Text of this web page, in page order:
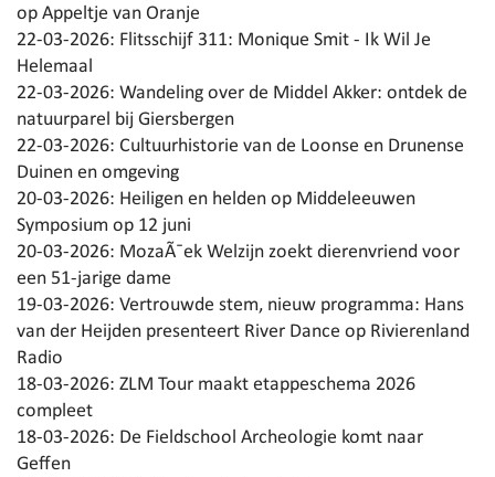
op Appeltje van Oranje
22-03-2026: Flitsschijf 311: Monique Smit - Ik Wil Je
Helemaal
22-03-2026: Wandeling over de Middel Akker: ontdek de
natuurparel bij Giersbergen
22-03-2026: Cultuurhistorie van de Loonse en Drunense
Duinen en omgeving
20-03-2026: Heiligen en helden op Middeleeuwen
Symposium op 12 juni
20-03-2026: MozaÃ¯ek Welzijn zoekt dierenvriend voor
een 51-jarige dame
19-03-2026: Vertrouwde stem, nieuw programma: Hans
van der Heijden presenteert River Dance op Rivierenland
Radio
18-03-2026: ZLM Tour maakt etappeschema 2026
compleet
18-03-2026: De Fieldschool Archeologie komt naar
Geffen